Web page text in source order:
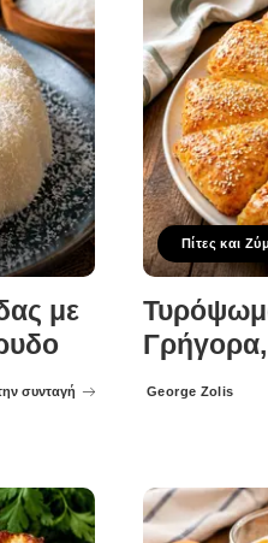
με
συνταγή
Πίτες και
Posted
George Zolis